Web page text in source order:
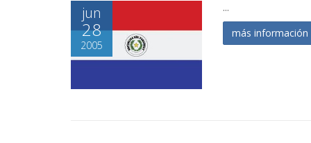
jun
28
2005
...
más información